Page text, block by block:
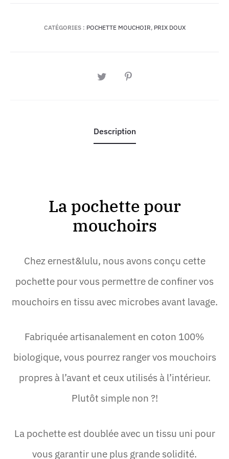
CATÉGORIES : POCHETTE MOUCHOIR, PRIX DOUX
PARTAGER
Description
La pochette pour
mouchoirs
Chez ernest&lulu, nous avons conçu cette
pochette pour vous permettre de confiner vos
mouchoirs en tissu avec microbes avant lavage.
Fabriquée artisanalement en coton 100%
biologique, vous pourrez ranger vos mouchoirs
propres à l’avant et ceux utilisés à l’intérieur.
Plutôt simple non ?!
La pochette est doublée avec un tissu uni pour
vous garantir une plus grande solidité.